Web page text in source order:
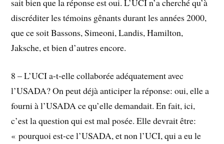
discréditer les témoins gênants durant les années 2000,
que ce soit Bassons, Simeoni, Landis, Hamilton,
Jaksche, et bien d’autres encore.
8 – L’UCI a-t-elle collaborée adéquatement avec
l’USADA? On peut déjà anticiper la réponse: oui, elle a
fourni à l’USADA ce qu’elle demandait. En fait, ici,
c’est la question qui est mal posée. Elle devrait être:
« pourquoi est-ce l’USADA, et non l’UCI, qui a eu le